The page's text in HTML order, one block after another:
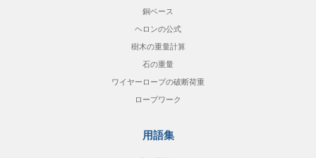
銅ベース
ヘロンの公式
樹木の重量計算
石の重量
ワイヤーロープの破断荷重
ロープワーク
用語集